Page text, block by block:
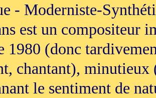
- Moderniste-
est un compositeur
1980 (donc
chantant), minutieux
le sentiment de